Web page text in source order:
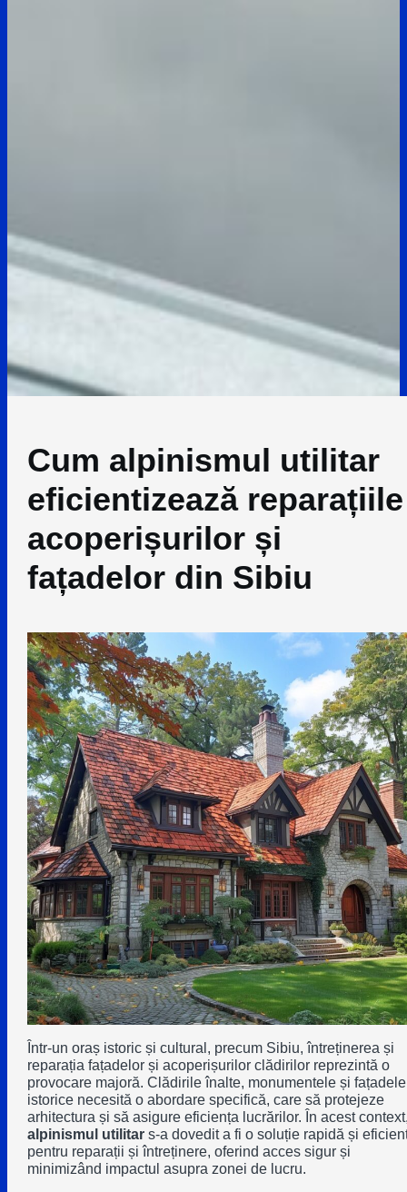
Cum alpinismul utilitar
eficientizează reparațiile
acoperișurilor și
fațadelor din Sibiu
Într-un oraș istoric și cultural, precum Sibiu, întreținerea și
reparația fațadelor și acoperișurilor clădirilor reprezintă o
provocare majoră. Clădirile înalte, monumentele și fațadele
istorice necesită o abordare specifică, care să protejeze
arhitectura și să asigure eficiența lucrărilor. În acest
alpinismul utilitars-a dovedit a fi o soluție rapidă și
pentru reparații și întreținere, oferind acces sigur și
minimizând impactul asupra zonei de lucru.